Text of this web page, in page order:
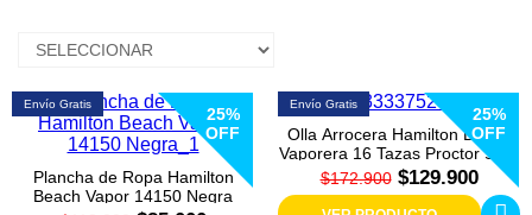
Aire y
Climatización
Envío Gratis
25%
OFF
Plancha de Ropa Hamilton
Beach Vapor 14150 Negra
Envío Gratis
25%
OFF
Olla Arrocera Hamilton Beach
Vaporera 16 Tazas Proctor Silex
37527 Negra
$172.900 $129.900